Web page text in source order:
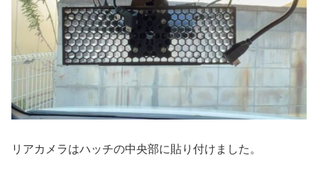
リアカメラはハッチの中央部に貼り付けました。